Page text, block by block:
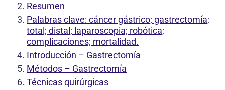
Resumen
Palabras clave: cáncer gástrico; gastrectomía;
total; distal; laparoscopia; robótica;
complicaciones; mortalidad.
Introducción – Gastrectomía
Métodos – Gastrectomía
Técnicas quirúrgicas